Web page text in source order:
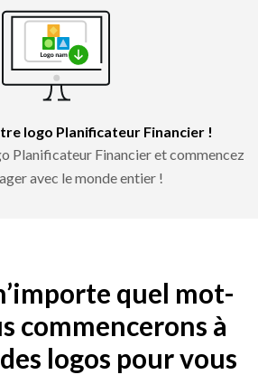
logo Planificateur Financier !
Planificateur Financier et commencez
avec le monde entier !
quel mot-
commencerons à
logos pour vous